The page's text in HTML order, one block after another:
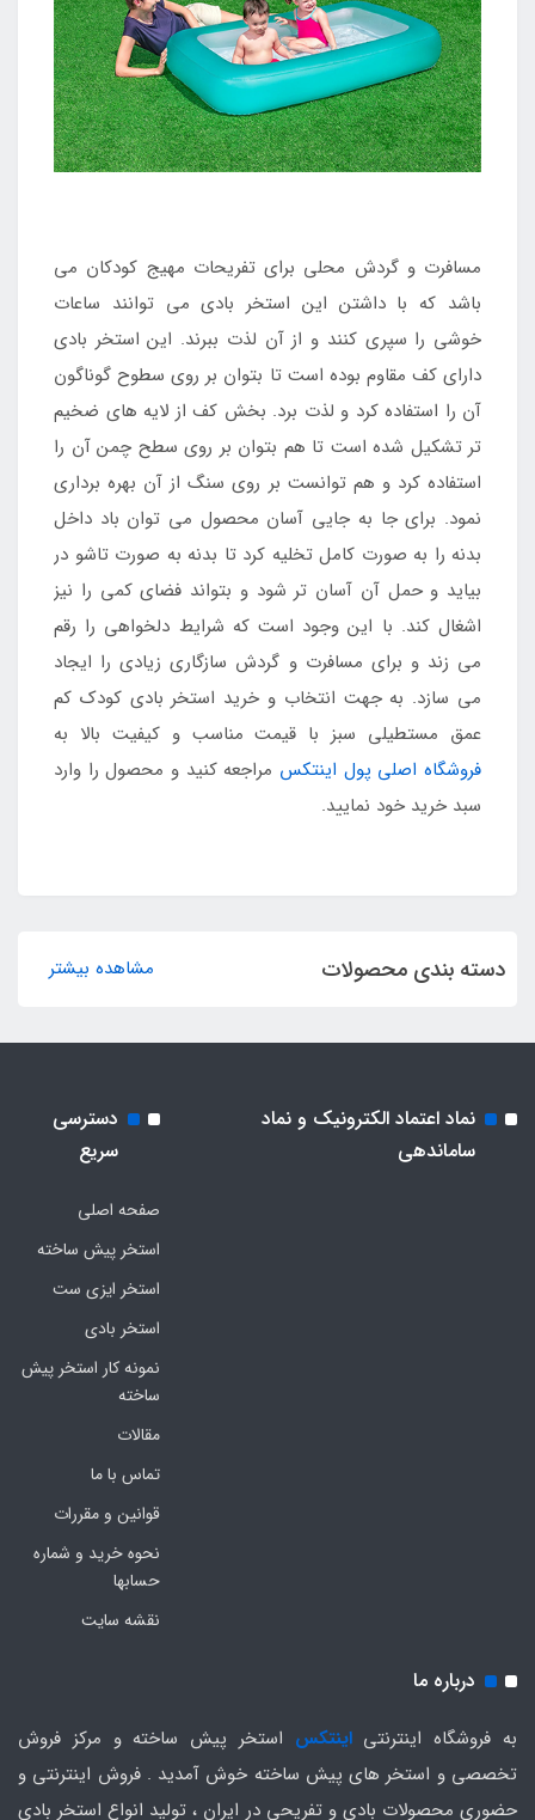
مسافرت و گردش محلی برای تفریحات مهیج کودکان می
باشد که با داشتن این استخر بادی می توانند ساعات
خوشی را سپری کنند و از آن لذت ببرند. این استخر بادی
دارای کف مقاوم بوده است تا بتوان بر روی سطوح گوناگون
آن را استفاده کرد و لذت برد. بخش کف از لایه های ضخیم
تر تشکیل شده است تا هم بتوان بر روی سطح چمن آن را
استفاده کرد و هم توانست بر روی سنگ از آن بهره برداری
نمود. برای جا به جایی آسان محصول می توان باد داخل
بدنه را به صورت کامل تخلیه کرد تا بدنه به صورت تاشو در
بیاید و حمل آن آسان تر شود و بتواند فضای کمی را نیز
اشغال کند. با این وجود است که شرایط دلخواهی را رقم
می زند و برای مسافرت و گردش سازگاری زیادی را ایجاد
می سازد. به جهت انتخاب و خرید استخر بادی کودک کم
عمق مستطیلی سبز با قیمت مناسب و کیفیت بالا به
فروشگاه اصلی پول اینتکس مراجعه کنید و محصول را وارد
سبد خرید خود نمایید.
دسته بندی محصولات مشاهده بیشتر
نماد اعتماد الکترونیک و نماد
ساماندهی
دسترسی
سریع
صفحه اصلی
استخر پیش ساخته
استخر ایزی ست
استخر بادی
نمونه کار استخر پیش
ساخته
مقالات
تماس با ما
قوانین و مقررات
نحوه خرید و شماره
حسابها
نقشه سایت
درباره ما
به فروشگاه اینترنتیاینتکس استخر پیش ساخته و مرکز فروش
تخصصی و استخر های پیش ساخته خوش آمدید . فروش اینترنتی و
حضوری محصولات بادی و تفریحی در ایران ، تولید انواع استخر بادی